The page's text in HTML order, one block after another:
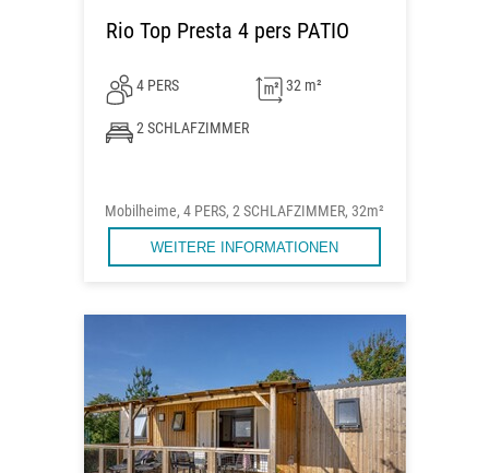
Rio Top Presta 4 pers PATIO
4 PERS 32 m²
2 SCHLAFZIMMER
Mobilheime, 4 PERS, 2 SCHLAFZIMMER, 32m²
WEITERE INFORMATIONEN